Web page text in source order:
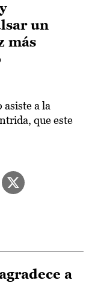
un
más
asiste a la
que este
a